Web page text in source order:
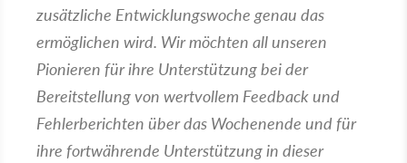
zusätzliche Entwicklungswoche genau das
ermöglichen wird. Wir möchten all unseren
Pionieren für ihre Unterstützung bei der
Bereitstellung von wertvollem Feedback und
Fehlerberichten über das Wochenende und für
ihre fortwährende Unterstützung in dieser